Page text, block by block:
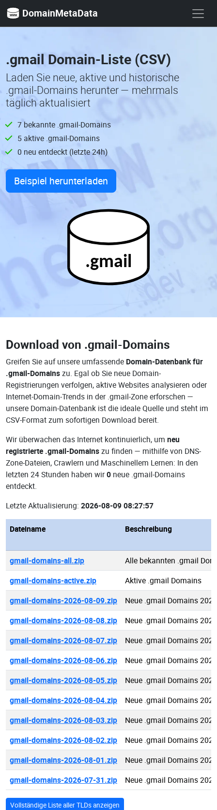
DomainMetaData
.gmail Domain-Liste (CSV)
Laden Sie neue, aktive und historische
.gmail-Domains herunter — mehrmals
täglich aktualisiert
7 bekannte .gmail-Domains
5 aktive .gmail-Domains
0 neu entdeckt (letzte 24h)
Beispiel herunterladen
.gmail
Download von .gmail-Domains
Greifen Sie auf unsere umfassende Domain-Datenbank für
.gmail-Domainszu. Egal ob Sie neue Domain-
Registrierungen verfolgen, aktive Websites analysieren oder
Internet-Domain-Trends in der .gmail-Zone erforschen —
unsere Domain-Datenbank ist die ideale Quelle und steht im
CSV-Format zum sofortigen Download bereit.
Wir überwachen das Internet kontinuierlich, um neu
registrierte .gmail-Domainszu finden — mithilfe von DNS-
Zone-Dateien, Crawlern und Maschinellem Lernen: In den
letzten 24 Stunden haben wir0 neue .gmail-Domains
entdeckt.
Letzte Aktualisierung: 2026-08-09 08:27:57
Dateiname Beschreibung
gmail-domains-all.zip
Alle bekannten .gmail
gmail-domains-active.zip
Aktive .gmail Domains
gmail-domains-2026-08-09.zip
Neue .gmail Domains
gmail-domains-2026-08-08.zip
Neue .gmail Domains
gmail-domains-2026-08-07.zip
Neue .gmail Domains
gmail-domains-2026-08-06.zip
Neue .gmail Domains
gmail-domains-2026-08-05.zip
Neue .gmail Domains
gmail-domains-2026-08-04.zip
Neue .gmail Domains
gmail-domains-2026-08-03.zip
Neue .gmail Domains
gmail-domains-2026-08-02.zip
Neue .gmail Domains
gmail-domains-2026-08-01.zip
Neue .gmail Domains
gmail-domains-2026-07-31.zip
Neue .gmail Domains
Vollständige Liste aller TLDs anzeigen